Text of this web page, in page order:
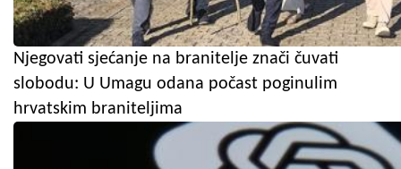
Njegovati sjećanje na branitelje znači čuvati
slobodu: U Umagu odana počast poginulim
hrvatskim braniteljima